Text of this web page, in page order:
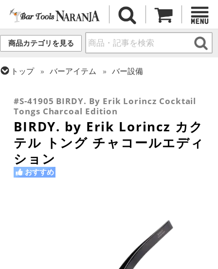
商品カテゴリを見る
トップ バーアイテム
バー設備
#S-41905 BIRDY. By Erik Lorincz Cocktail
Tongs Charcoal Edition
BIRDY. by Erik Lorincz カク
テル トング チャコールエディ
ション
おすすめ